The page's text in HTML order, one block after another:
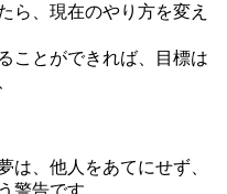
ら、現在のやり方を変え
ことができれば、目標は
は、他人をあてにせず、